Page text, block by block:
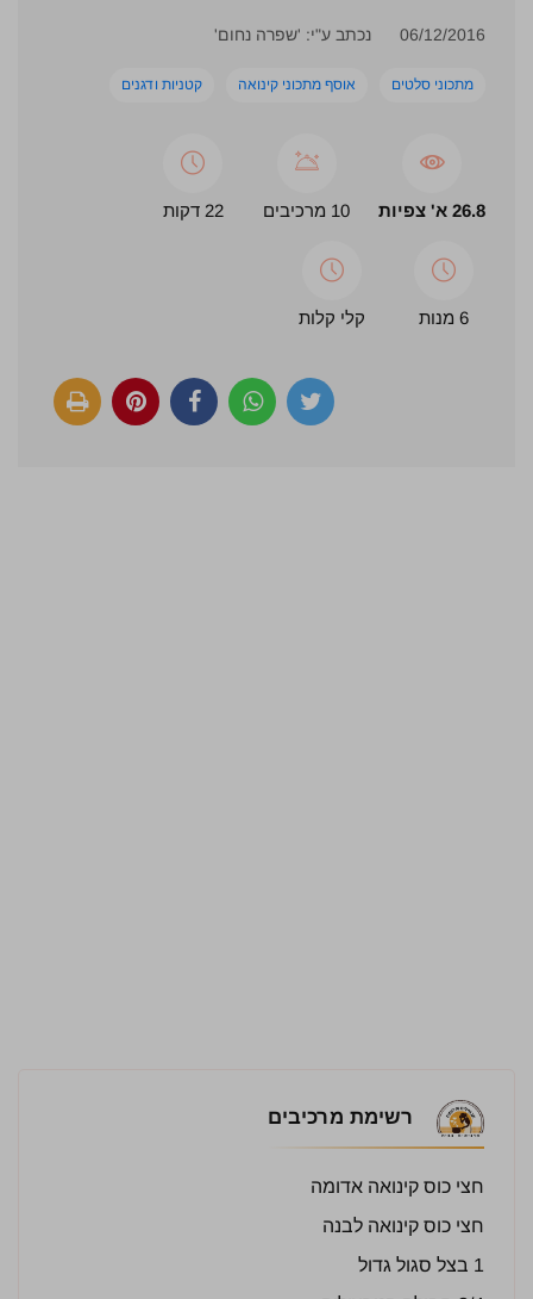
06/12/2016 נכתב ע"י: 'שפרה נחום'
מתכוני סלטים אוסף מתכוני קינואה קטניות ודגנים
26.8 א' צפיות 10 מרכיבים 22 דקות
6 מנות קלי קלות
רשימת מרכיבים
חצי כוס קינואה אדומה
חצי כוס קינואה לבנה
1 בצל סגול גדול